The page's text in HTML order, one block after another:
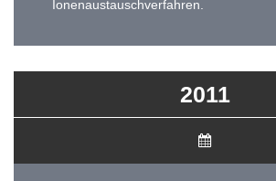
Ionenaustauschverfahren.
2011